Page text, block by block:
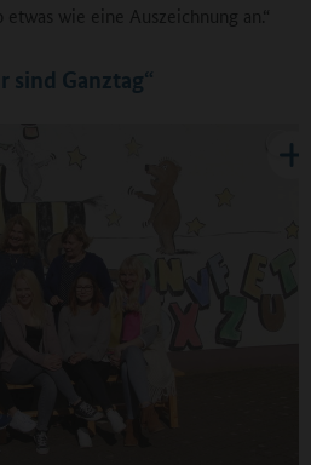
etwas wie eine Auszeichnung an.“
sind Ganztag“